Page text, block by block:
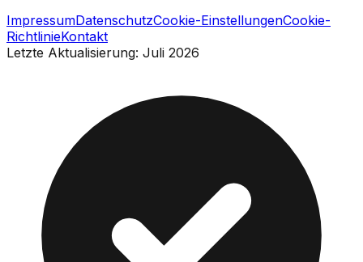
ImpressumDatenschutzCookie-EinstellungenCookie-
RichtlinieKontakt
Letzte Aktualisierung: Juli 2026